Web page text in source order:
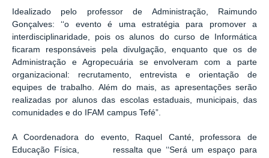
Idealizado pelo professor de Administração, Raimundo
Gonçalves: ‘‘o evento é uma estratégia para promover a
interdisciplinaridade, pois os alunos do curso de Informática
ficaram responsáveis pela divulgação, enquanto que os de
Administração e Agropecuária se envolveram com a parte
organizacional: recrutamento, entrevista e orientação de
equipes de trabalho. Além do mais, as apresentações serão
realizadas por alunos das escolas estaduais, municipais, das
comunidades e do IFAM campus Tefé”.
A Coordenadora do evento, Raquel Canté, professora de
Educação Física, ressalta que ‘‘Será um espaço para